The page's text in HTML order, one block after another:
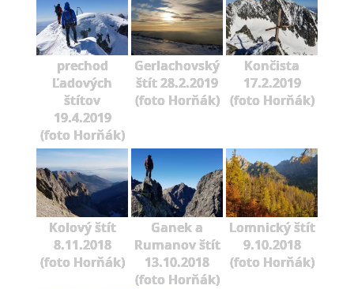
prechod
Ľadových
štítov
19.4.2019
(foto Horňák)
Gerlachovský
štít 28.2.2019
(foto Horňák)
Končista
17.2.2019
(foto Horňák)
Kolový štít
8.11.2018
(foto Horňák)
Ganek a
Rumanov štít
13.10.2018
(foto Horňák)
Lomnický štít
9.10.2018
(foto Horňák)